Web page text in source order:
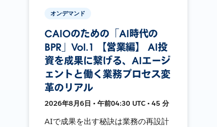
オンデマンド
CAIOのための「AI時代の
BPR」Vol.1 【営業編】 AI投
資を成果に繋げる、AIエージ
ェントと働く業務プロセス変
革のリアル
2026年8月6日 • 午前04:30 UTC • 45 分
AIで成果を出す秘訣は業務の再設計